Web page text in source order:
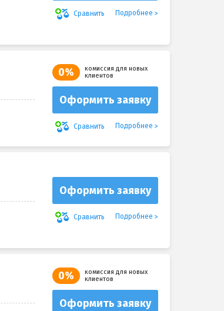
Сравнить Подробнее
0%
комиссия для новых
клиентов
Оформить заявку
Сравнить Подробнее
Оформить заявку
Сравнить Подробнее
0%
комиссия для новых
клиентов
Оформить заявку